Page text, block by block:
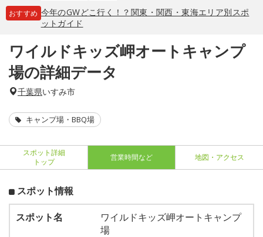
おすすめ 今年のGWどこ行く！？関東・関西・東海エリア別スポ
ットガイド
ワイルドキッズ岬オートキャンプ
場の詳細データ
千葉県いすみ市
キャンプ場・BBQ場
スポット詳細
トップ
営業時間など 地図・アクセス
スポット情報
スポット名
ワイルドキッズ岬オートキャンプ
場